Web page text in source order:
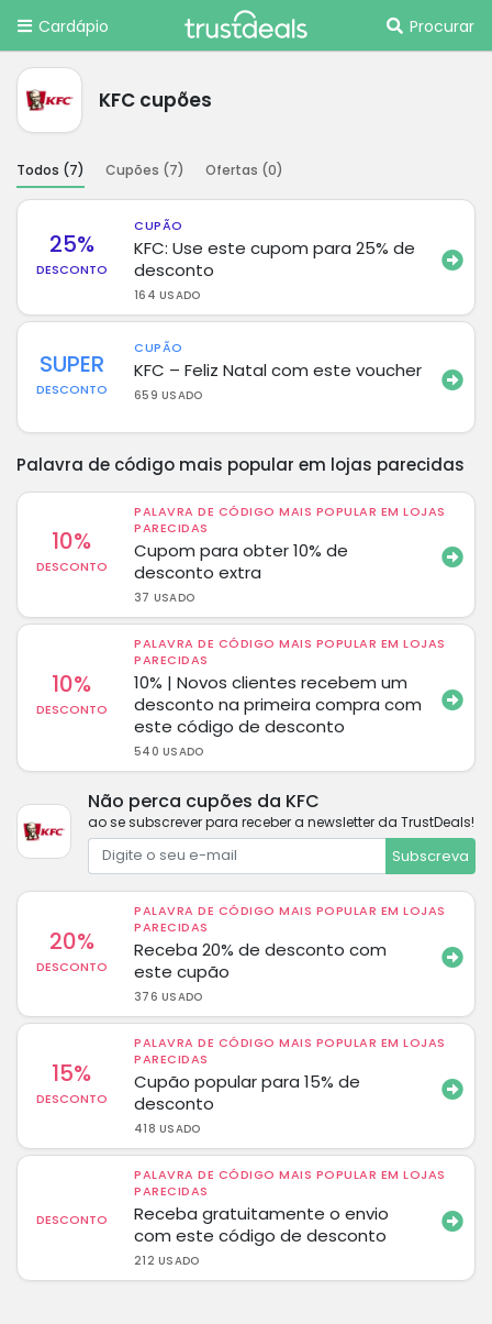
Cardápio Procurar
KFC cupões
Todos (7) Cupões (7) Ofertas (0)
25%
DESCONTO
CUPÃO
KFC: Use este cupom para 25% de
desconto
164 USADO
SUPER
DESCONTO
CUPÃO
KFC – Feliz Natal com este voucher
659 USADO
Palavra de código mais popular em lojas parecidas
10%
DESCONTO
PALAVRA DE CÓDIGO MAIS POPULAR EM LOJAS
PARECIDAS
Cupom para obter 10% de
desconto extra
37 USADO
10%
DESCONTO
PALAVRA DE CÓDIGO MAIS POPULAR EM LOJAS
PARECIDAS
10% | Novos clientes recebem um
desconto na primeira compra com
este código de desconto
540 USADO
Não perca cupões da KFC
ao se subscrever para receber a newsletter da TrustDeals!
Subscreva
20%
DESCONTO
PALAVRA DE CÓDIGO MAIS POPULAR EM LOJAS
PARECIDAS
Receba 20% de desconto com
este cupão
376 USADO
15%
DESCONTO
PALAVRA DE CÓDIGO MAIS POPULAR EM LOJAS
PARECIDAS
Cupão popular para 15% de
desconto
418 USADO
DESCONTO
PALAVRA DE CÓDIGO MAIS POPULAR EM LOJAS
PARECIDAS
Receba gratuitamente o envio
com este código de desconto
212 USADO